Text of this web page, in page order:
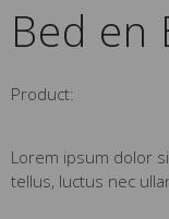
Bed en
Product:
Lorem ipsum dolor
tellus, luctus nec